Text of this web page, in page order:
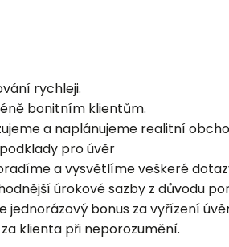
rychleji.
bonitním klientům.
a naplánujeme realitní
pro úvěr
a vysvětlíme veškeré
úrokové sazby z důvodu
jednorázový bonus za vyřízení
klienta při neporozumění.